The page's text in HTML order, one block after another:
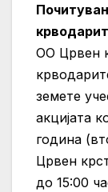
ОО Црвен
земете
акцијата
година
Црвен
до 15:00